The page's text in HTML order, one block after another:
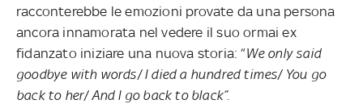
racconterebbe le emozioni provate da una persona
ancora innamorata nel vedere il suo ormai ex
fidanzato iniziare una nuova storia: “We only said
goodbye with words/ I died a hundred times/ You go
back to her/ And I go back to black”.